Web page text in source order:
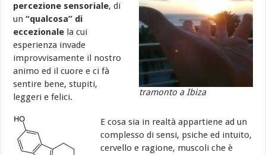
tramonto a Ibiza
percezione sensoriale, di
un“qualcosa” di
eccezionale la cui
esperienza invade
improvvisamente il nostro
animo ed il cuore e ci fà
sentire bene, stupiti,
leggeri e felici.
E cosa sia in realtà appartiene ad un
complesso di sensi, psiche ed intuito,
cervello e ragione, muscoli che è